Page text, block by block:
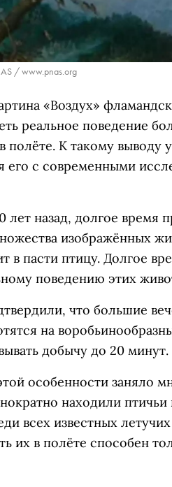
/ www.pnas.org
«Воздух»
реальное поведение
полёте. К такому выводу
его с современными
назад, долгое время
изображённых
пасти птицу. Долгое
поведению этих
что большие
на
добычу до 20 минут.
особенности заняло
находили птичьи
всех известных
их в полёте способен